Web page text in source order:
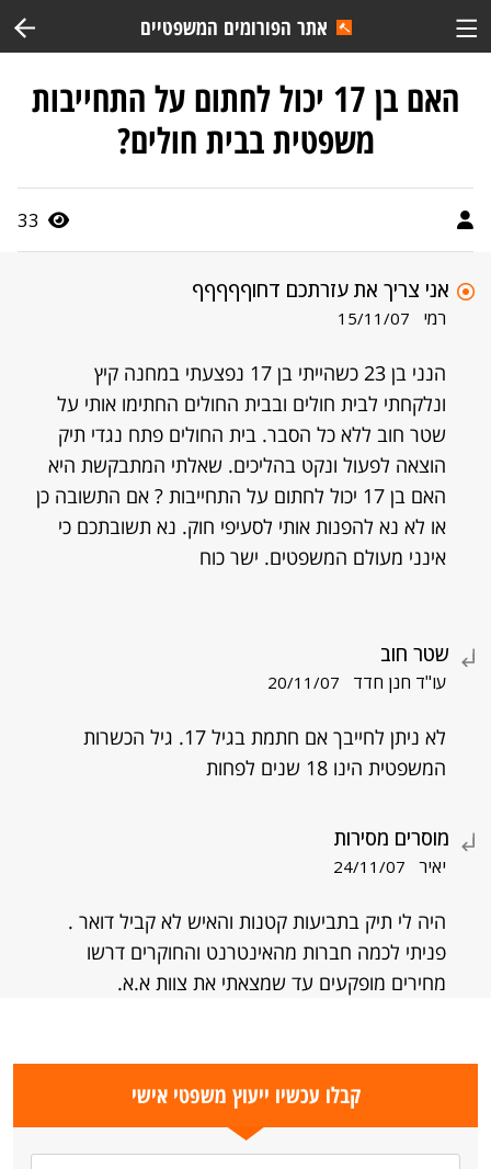
אתר הפורומים המשפטיים
האם בן 17 יכול לחתום על התחייבות
משפטית בבית חולים?
33
אני צריך את עזרתכם דחוףףףףף
רמי 15/11/07
הנני בן 23 כשהייתי בן 17 נפצעתי במחנה קיץ
ונלקחתי לבית חולים ובבית החולים החתימו אותי על
שטר חוב ללא כל הסבר. בית החולים פתח נגדי תיק
הוצאה לפעול ונקט בהליכים. שאלתי המתבקשת היא
האם בן 17 יכול לחתום על התחייבות ? אם התשובה כן
או לא נא להפנות אותי לסעיפי חוק. נא תשובתכם כי
אינני מעולם המשפטים. ישר כוח
שטר חוב
עו"ד חנן חדד 20/11/07
לא ניתן לחייבך אם חתמת בגיל 17. גיל הכשרות
המשפטית הינו 18 שנים לפחות
מוסרים מסירות
יאיר 24/11/07
היה לי תיק בתביעות קטנות והאיש לא קביל דואר .
פניתי לכמה חברות מהאינטרנט והחוקרים דרשו
מחירים מופקעים עד שמצאתי את צוות א.א.
קבלו עכשיו ייעוץ משפטי אישי